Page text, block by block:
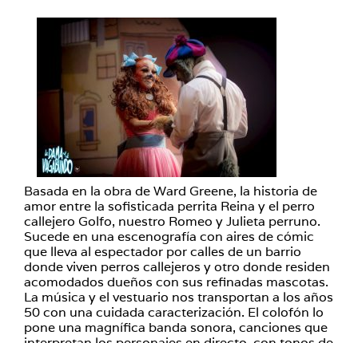
Basada en la obra de Ward Greene, la historia de
amor entre la sofisticada perrita Reina y el perro
callejero Golfo, nuestro Romeo y Julieta perruno.
Sucede en una escenografía con aires de cómic
que lleva al espectador por calles de un barrio
donde viven perros callejeros y otro donde residen
acomodados dueños con sus refinadas mascotas.
La música y el vestuario nos transportan a los años
50 con una cuidada caracterización. El colofón lo
pone una magnífica banda sonora, canciones que